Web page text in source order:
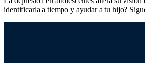
identificarla a tiempo y ayudar a tu hijo?